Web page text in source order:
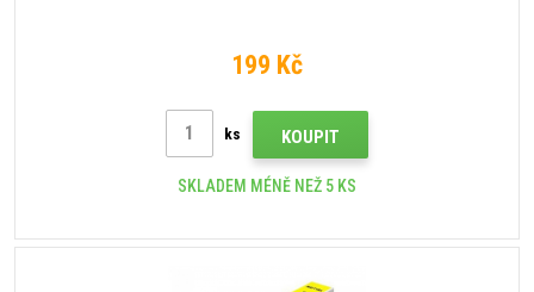
199 Kč
ks KOUPIT
SKLADEM MÉNĚ NEŽ 5 KS